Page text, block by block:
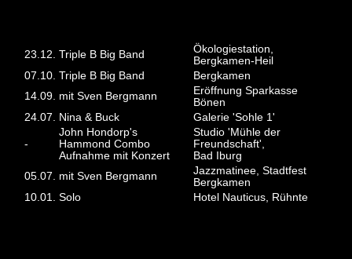
23.12. Triple B Big Band
Ökologiestation,
Bergkamen-Heil
07.10. Triple B Big Band
Bergkamen
14.09. mit Sven Bergmann
Eröffnung Sparkasse
Bönen
24.07.
Nina & Buck Galerie 'Sohle 1'
-
John Hondorp's
Hammond Combo
Aufnahme mit Konzert
Studio 'Mühle der
Freundschaft',
Bad Iburg
05.07.
mit Sven Bergmann
Jazzmatinee, Stadtfest
Bergkamen
10.01.
Solo Hotel Nauticus, Rühnte